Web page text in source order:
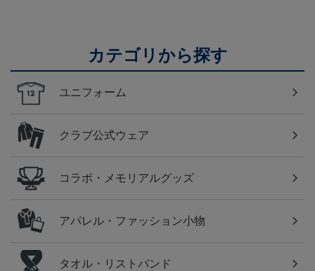
カテゴリから探す
ユニフォーム
クラブ公式ウェア
コラボ・メモリアルグッズ
アパレル・ファッション小物
タオル・リストバンド